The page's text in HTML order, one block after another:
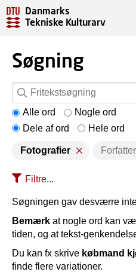
Danmarks
Tekniske Kulturarv
Søgning
Alle ord
Nogle ord
Dele af ord
Hele ord
Fotografier
Filtre...
Søgningen gav desværre
Bemærk at nogle ord kan
tiden, og at tekst-
Du kan fx skrive købmand
finde flere variationer.